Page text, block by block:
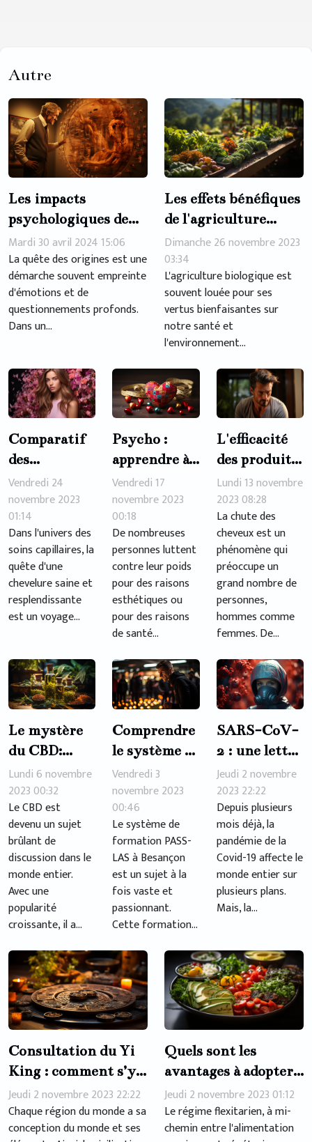
Autre
Les impacts
psychologiques de
découvrir ses
origines génétiques
Mardi 30 avril 2024 15:06
La quête des origines est une
démarche souvent empreinte
d'émotions et de
questionnements profonds.
Dans un...
Les effets bénéfiques
de l'agriculture
biologique sur la
préservation de la
biodiversité
Dimanche 26 novembre 2023
03:34
L'agriculture biologique est
souvent louée pour ses
vertus bienfaisantes sur
notre santé et
l'environnement...
Comparatif
des
ingrédients
clés dans les
shampoings
pour
cheveux secs
et abîmés
Vendredi 24
novembre 2023
01:14
Dans l'univers des
soins capillaires, la
quête d'une
chevelure saine et
resplendissante
est un voyage...
Psycho :
apprendre à
s'aimer pour
mieux
maigrir
Vendredi 17
novembre 2023
00:18
De nombreuses
personnes luttent
contre leur poids
pour des raisons
esthétiques ou
pour des raisons
de santé...
L'efficacité
des produits
pour
stimuler la
croissance
des cheveux
Lundi 13 novembre
2023 08:28
La chute des
cheveux est un
phénomène qui
préoccupe un
grand nombre de
personnes,
hommes comme
femmes. De...
Le mystère
du CBD:
Débunking
les mythes
Lundi 6 novembre
2023 00:32
Le CBD est
devenu un sujet
brûlant de
discussion dans le
monde entier.
Avec une
popularité
croissante, il a...
Comprendre
le système de
formation
PASS-LAS à
Besançon
Vendredi 3
novembre 2023
00:46
Le système de
formation PASS-
LAS à Besançon
est un sujet à la
fois vaste et
passionnant.
Cette formation...
SARS-CoV-
2 : une lettre
pour
connaître sa
vraie
origine ?
Jeudi 2 novembre
2023 22:22
Depuis plusieurs
mois déjà, la
pandémie de la
Covid-19 affecte le
monde entier sur
plusieurs plans.
Mais, la...
Consultation du Yi
King : comment s’y
prendre ?
Jeudi 2 novembre 2023 22:22
Chaque région du monde a sa
conception du monde et ses
Quels sont les
avantages à adopter
un régime
flexitarien ?
Jeudi 2 novembre 2023 01:12
Le régime flexitarien, à mi-
chemin entre l'alimentation